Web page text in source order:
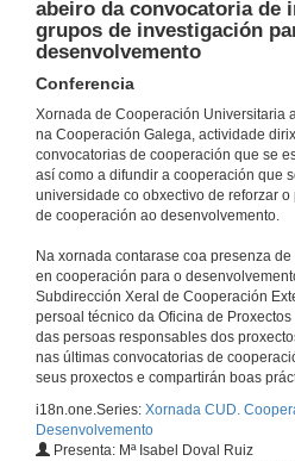
abeiro da convocatoria de
grupos de investigación
desenvolvemento
Conferencia
Xornada de Cooperación Universitaria
na Cooperación Galega, actividade
convocatorias de cooperación que se
así como a difundir a cooperación que
universidade co obxectivo de reforzar
de cooperación ao desenvolvemento.
Na xornada contarase coa presenza
en cooperación para o
Subdirección Xeral de Cooperación
persoal técnico da Oficina de
das persoas responsables dos
nas últimas convocatorias de
seus proxectos e compartirán boas
i18n.one.Series: Xornada CUD.
Desenvolvemento
Presenta: Mª Isabel Doval Ruiz
1 de xuño de
Conferencia
1 de xuño de